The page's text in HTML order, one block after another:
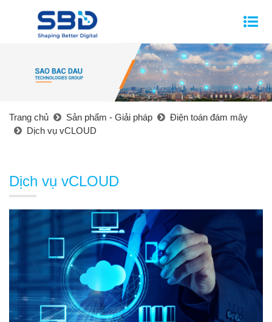
Trang chủ Sản phẩm - Giải pháp
Điện toán đám mây
Dịch vụ vCLOUD
Dịch vụ vCLOUD